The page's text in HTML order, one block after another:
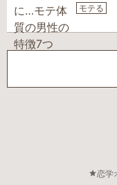
モテる
恋学